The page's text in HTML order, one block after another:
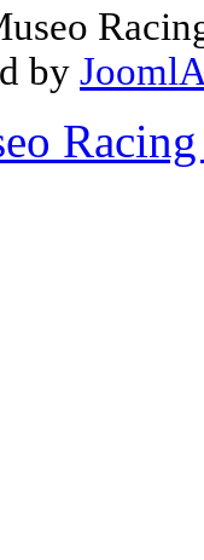
by